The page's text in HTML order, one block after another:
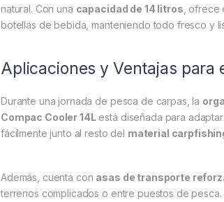
natural. Con una capacidad de 14 litros ,
botellas de bebida, manteniendo todo fresco y
Aplicaciones y Ventajas para
Durante una jornada de pesca de carpas, la
Compac Cooler 14Lestá diseñada para
fácilmente junto al resto del material
Además, cuenta con asas de transporte
terrenos complicados o entre puestos de pesca.